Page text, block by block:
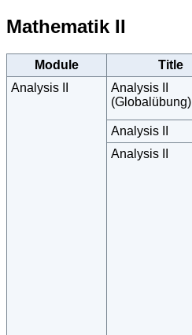
Mathematik II
Module Title
Analysis II
Analysis II
(Globalübung)
Analysis II
Analysis II